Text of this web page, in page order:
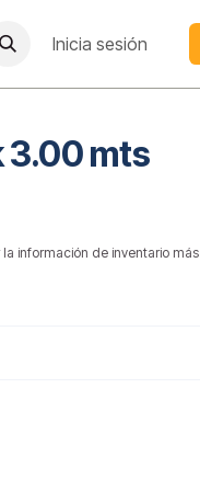
Inicia sesión
3.00 mts
información de inventario más